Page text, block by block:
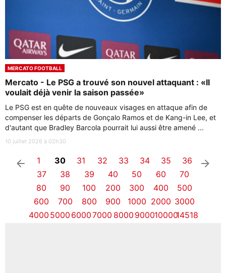
MERCATO FOOTBALL
Mercato - Le PSG a trouvé son nouvel attaquant : «Il
voulait déjà venir la saison passée»
Le PSG est en quête de nouveaux visages en attaque afin de
compenser les départs de Gonçalo Ramos et de Kang-in Lee, et
d'autant que Bradley Barcola pourrait lui aussi être amené ...
10 juillet 2026 à 02h30
arrow_left 1 30 31 32 33 34 35
36
37
38 39 40 50 60
70
80
90 100 200 300 400
500
600
700 800 900 1000 2000 3000
4000 5000 60007000 8000 90001000014518
arrow_right